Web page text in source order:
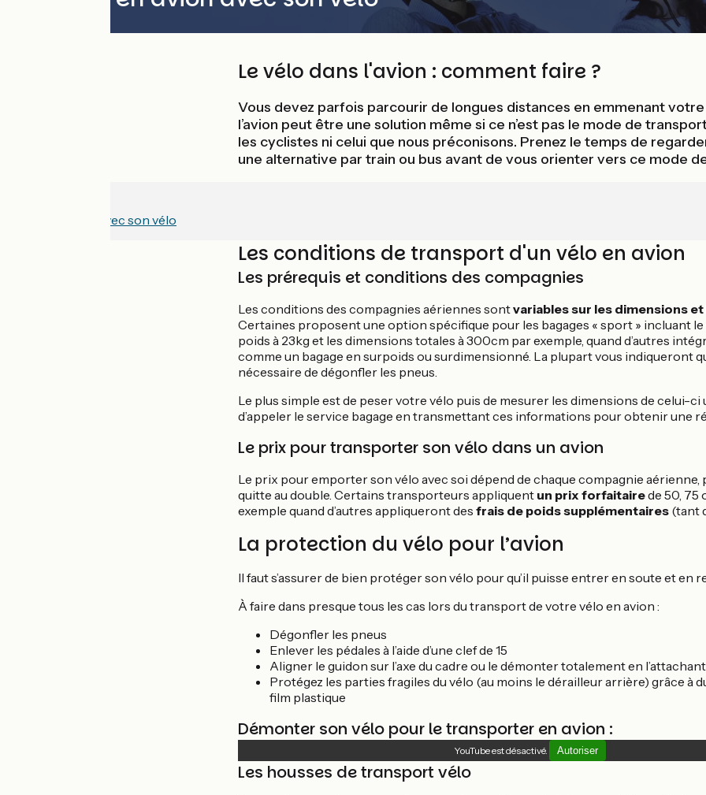
Le vélo dans l'avion : comment faire ?
Vous devez parfois parcourir de longues distances en emmenant
l’avion peut être une solution même si ce n’est pas le mode de
les cyclistes ni celui que nous préconisons. Prenez le temps de
une alternative par train ou bus avant de vous orienter vers ce mode
Voyager en train avec son vélo
Les conditions de transport d'un vélo en avion
Les prérequis et conditions des compagnies
Les conditions des compagnies aériennes sontvariables sur les dimensions
Certaines proposent une option spécifique pour les bagages « sport » incluant
poids à 23kg et les dimensions totales à 300cm par exemple, quand d’autres
comme un bagage en surpoids ou surdimensionné. La plupart vous indiqueront
nécessaire de dégonfler les pneus.
Le plus simple est de peser votre vélo puis de mesurer les dimensions de celui-ci
d’appeler le service bagage en transmettant ces informations pour obtenir une
Le prix pour transporter son vélo dans un avion
Le prix pour emporter son vélo avec soi dépend de chaque compagnie aérienne,
quitte au double. Certains transporteurs appliquent un prix forfaitairede 50, 75
exemple quand d’autres appliqueront des frais de poids supplémentaires (tant
La protection du vélo pour l’avion
Il faut s’assurer de bien protéger son vélo pour qu’il puisse entrer en soute et en
À faire dans presque tous les cas lors du transport de votre vélo en avion :
Dégonfler les pneus
Enlever les pédales à l’aide d’une clef de 15
Aligner le guidon sur l’axe du cadre ou le démonter totalement en
Protégez les parties fragiles du vélo (au moins le dérailleur arrière) grâce à
film plastique
Démonter son vélo pour le transporter en avion :
YouTube est désactivé. Autoriser
Les housses de transport vélo